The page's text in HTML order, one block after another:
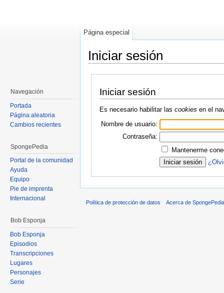
Iniciar sesión
Iniciar sesión
Es necesario habilitar las cookies en el
Nombre de usuario:
Contraseña:
Mantenerme
Página especial
Navegación
Portada
Página aleatoria
Cambios recientes
SpongePedia
Portal de la comunidad
Ayuda
Equipo
Pie de imprenta
Internacional
Bob Esponja
Bob Esponja
Episodios
Transcripciones
Lugares
Personajes
Serie
Política de protección de datos Acerca de